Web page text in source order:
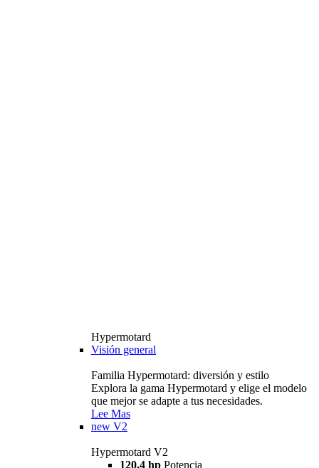
Hypermotard
Visión general
Familia Hypermotard: diversión y estilo
Explora la gama Hypermotard y elige el modelo
que mejor se adapte a tus necesidades.
Lee Mas
new V2
Hypermotard V2
120,4 hp Potencia